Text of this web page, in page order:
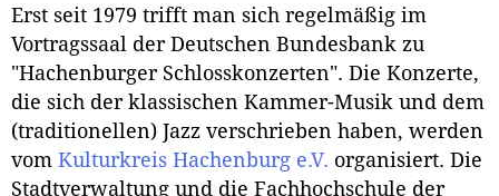
Erst seit 1979 trifft man sich regelmäßig im
Vortragssaal der Deutschen Bundesbank zu
"Hachenburger Schlosskonzerten". Die Konzerte,
die sich der klassischen Kammer-Musik und dem
(traditionellen) Jazz verschrieben haben, werden
vom Kulturkreis Hachenburg e.V. organisiert. Die
Stadtverwaltung und die Fachhochschule der